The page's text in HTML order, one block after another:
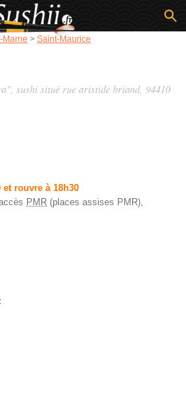
Marne > Saint-Maurice
sushi situé rue aristide briand, 94410
rouvre à 18h30
PMR (places assises PMR),